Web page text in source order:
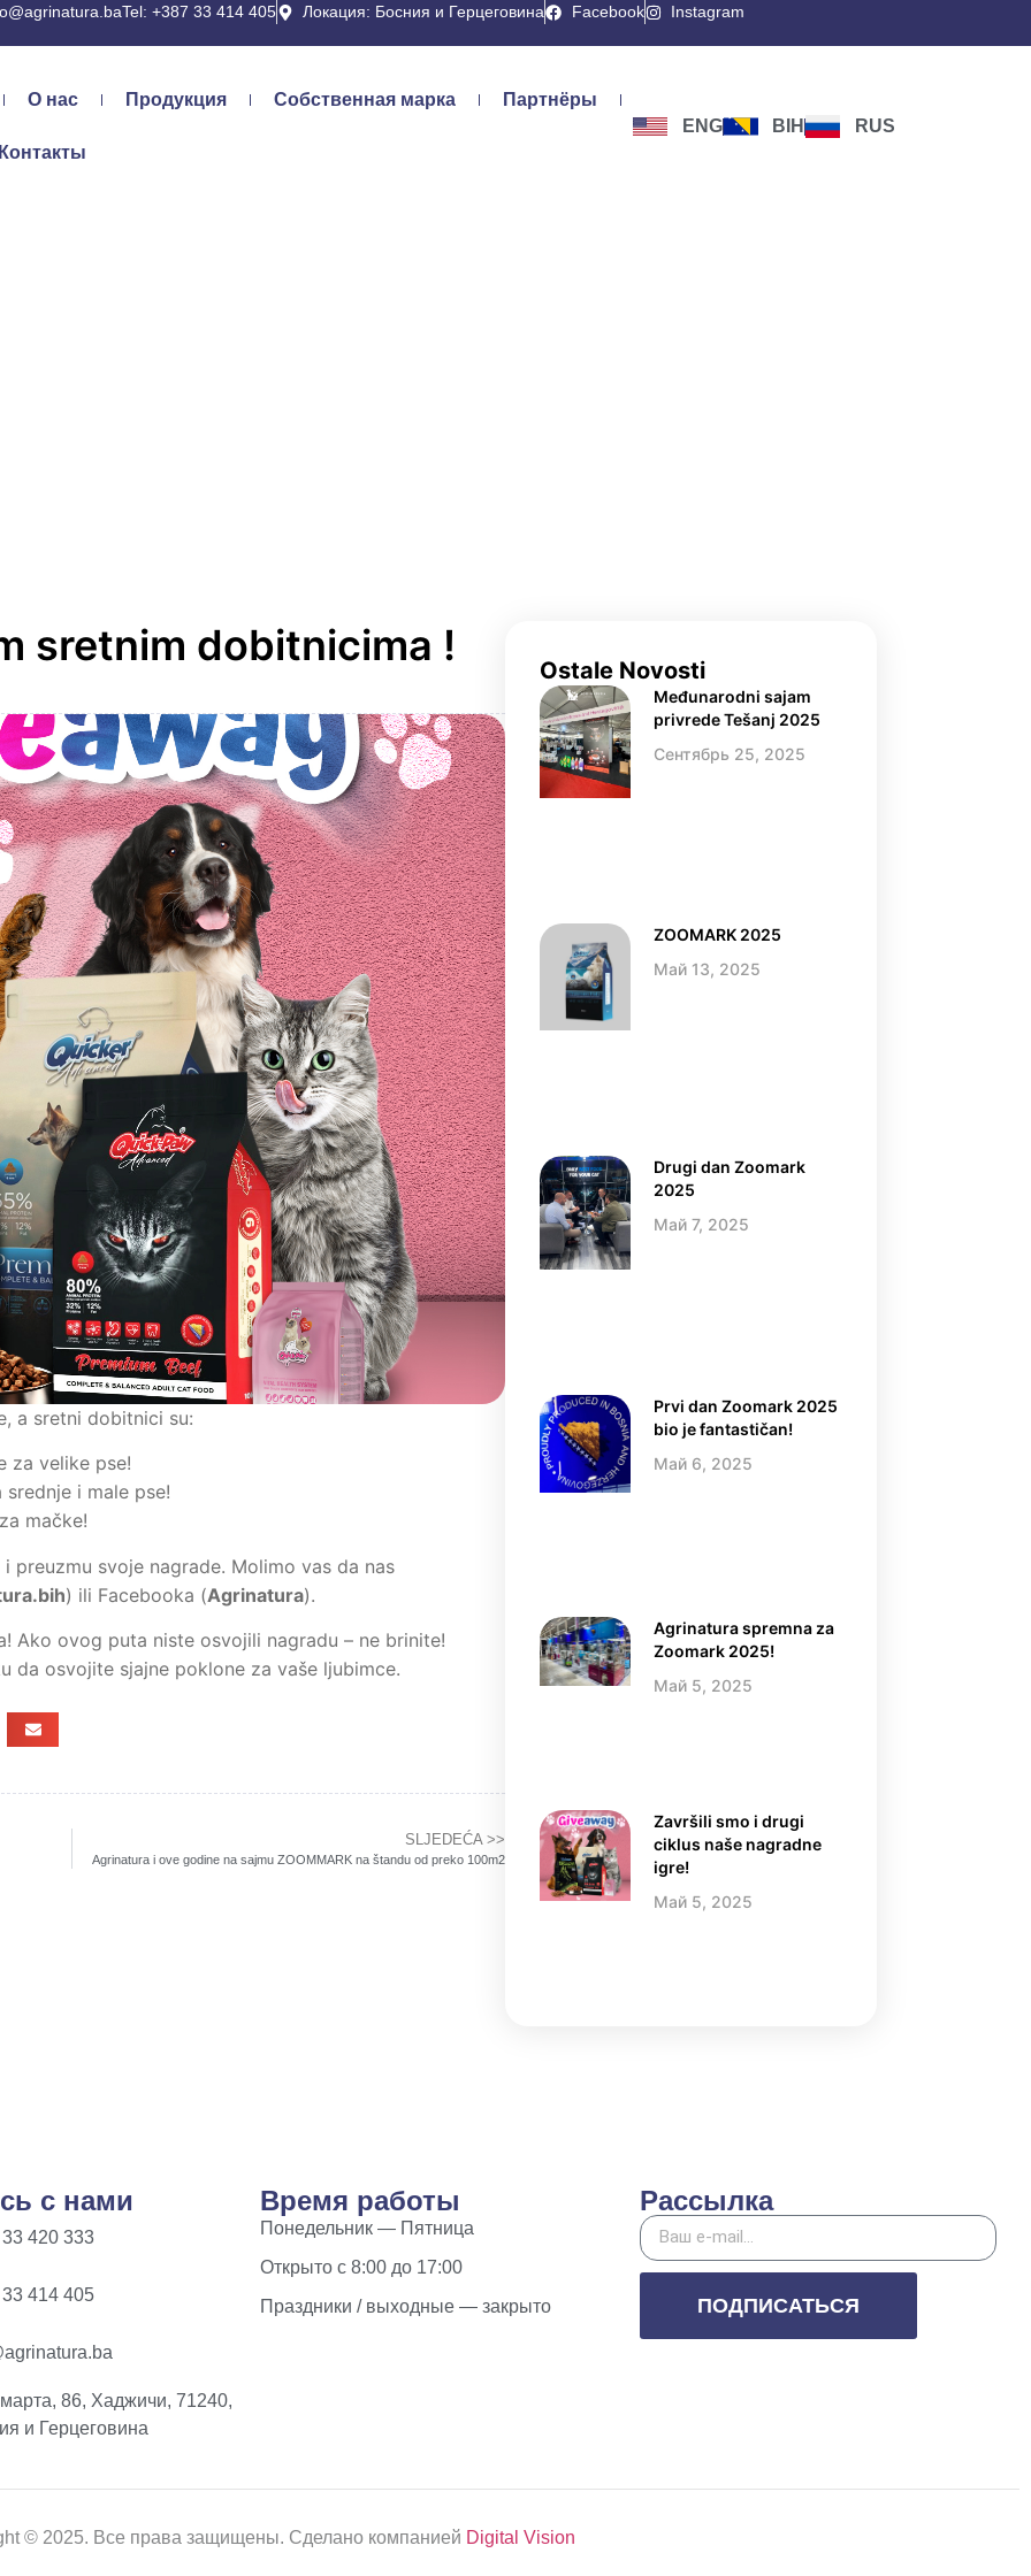
Tel: +387 33 414 405 Локация: Босния и Герцеговина Facebook Instagram
О нас Продукция Собственная марка Партнёры
ENG BIH RUS
sretnim dobitnicima !
a sretni dobitnici su:
za velike pse!
i male pse!
mačke!
preuzmu svoje nagrade. Molimo vas da nas
) ili Facebooka (Agrinatura).
Ako ovog puta niste osvojili nagradu – ne brinite!
da osvojite sjajne poklone za vaše ljubimce.
SLJEDEĆA >>
Agrinatura i ove godine na sajmu ZOOMMARK na štandu od preko 100m2
Ostale Novosti
Međunarodni sajam
privrede Tešanj 2025
Сентябрь 25, 2025
ZOOMARK 2025
Май 13, 2025
Drugi dan Zoomark
2025
Май 7, 2025
Prvi dan Zoomark 2025
bio je fantastičan!
Май 6, 2025
Agrinatura spremna za
Zoomark 2025!
Май 5, 2025
Završili smo i drugi
ciklus naše nagradne
igre!
Май 5, 2025
с нами
420 333
414 405
86, Хаджичи, 71240,
и Герцеговина
Время работы
Понедельник — Пятница
Открыто с 8:00 до 17:00
Праздники / выходные — закрыто
Рассылка
ПОДПИСАТЬСЯ
© 2025. Все права защищены. Сделано компанией Digital Vision